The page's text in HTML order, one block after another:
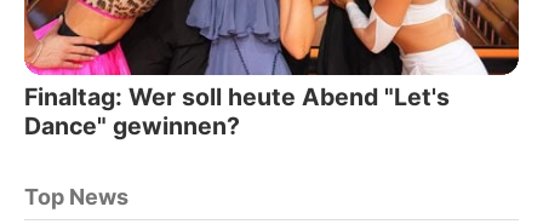
Finaltag: Wer soll heute Abend "Let's
Dance" gewinnen?
Top News